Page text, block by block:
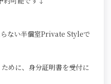
ない半個室Private Styleで
めに、身分証明書を受付に